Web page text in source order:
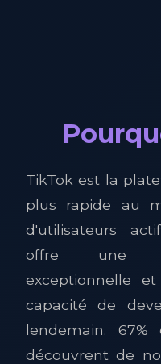
TikTok est la
plus rapide au
d'utilisateurs
offre une
exceptionnelle
capacité de
lendemain. 67%
découvrent de